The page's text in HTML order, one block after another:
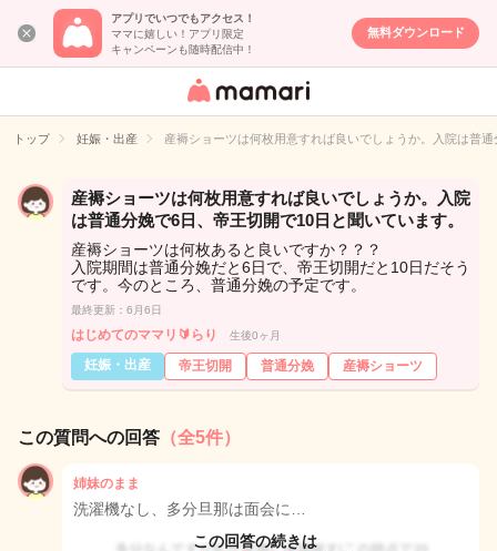
アプリでいつでもアクセス！
ママに嬉しい！アプリ限定
キャンペーンも随時配信中！
無料ダウンロード
女性専用匿名QA
イト
トップ 妊娠・出産 産褥ショーツは何枚用意すれば良いでしょうか。入院は普
産褥ショーツは何枚用意すれば良いでしょうか。入院
は普通分娩で6日、帝王切開で10日と聞いています。
産褥ショーツは何枚あると良いですか？？？
入院期間は普通分娩だと6日で、帝王切開だと10日だそう
です。今のところ、普通分娩の予定です。
最終更新：6月6日
はじめてのママリ🔰らり 生後0ヶ月
妊娠・出産 帝王切開 普通分娩 産褥ショーツ
この質問への回答 （全5件）
姉妹のまま
洗濯機なし、多分旦那は面会に…
この回答の続きは